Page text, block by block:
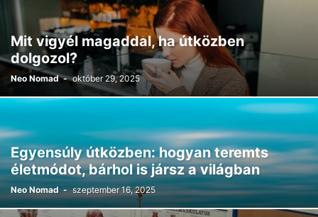
Mit vigyél magaddal, ha útközben
dolgozol?
Neo Nomad - október 29, 2025
Egyensúly útközben: hogyan teremts
életmódot, bárhol is jársz a világban
Neo Nomad - szeptember 16, 2025